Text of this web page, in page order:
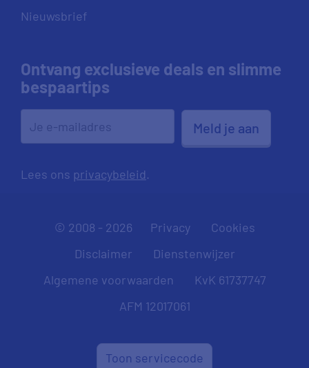
Nieuwsbrief
Ontvang exclusieve deals en slimme
bespaartips
Meld je aan
Lees ons privacybeleid.
© 2008 - 2026 Privacy
Cookies
Disclaimer
Dienstenwijzer
Algemene voorwaarden
KvK 61737747
AFM 12017061
Toon servicecode